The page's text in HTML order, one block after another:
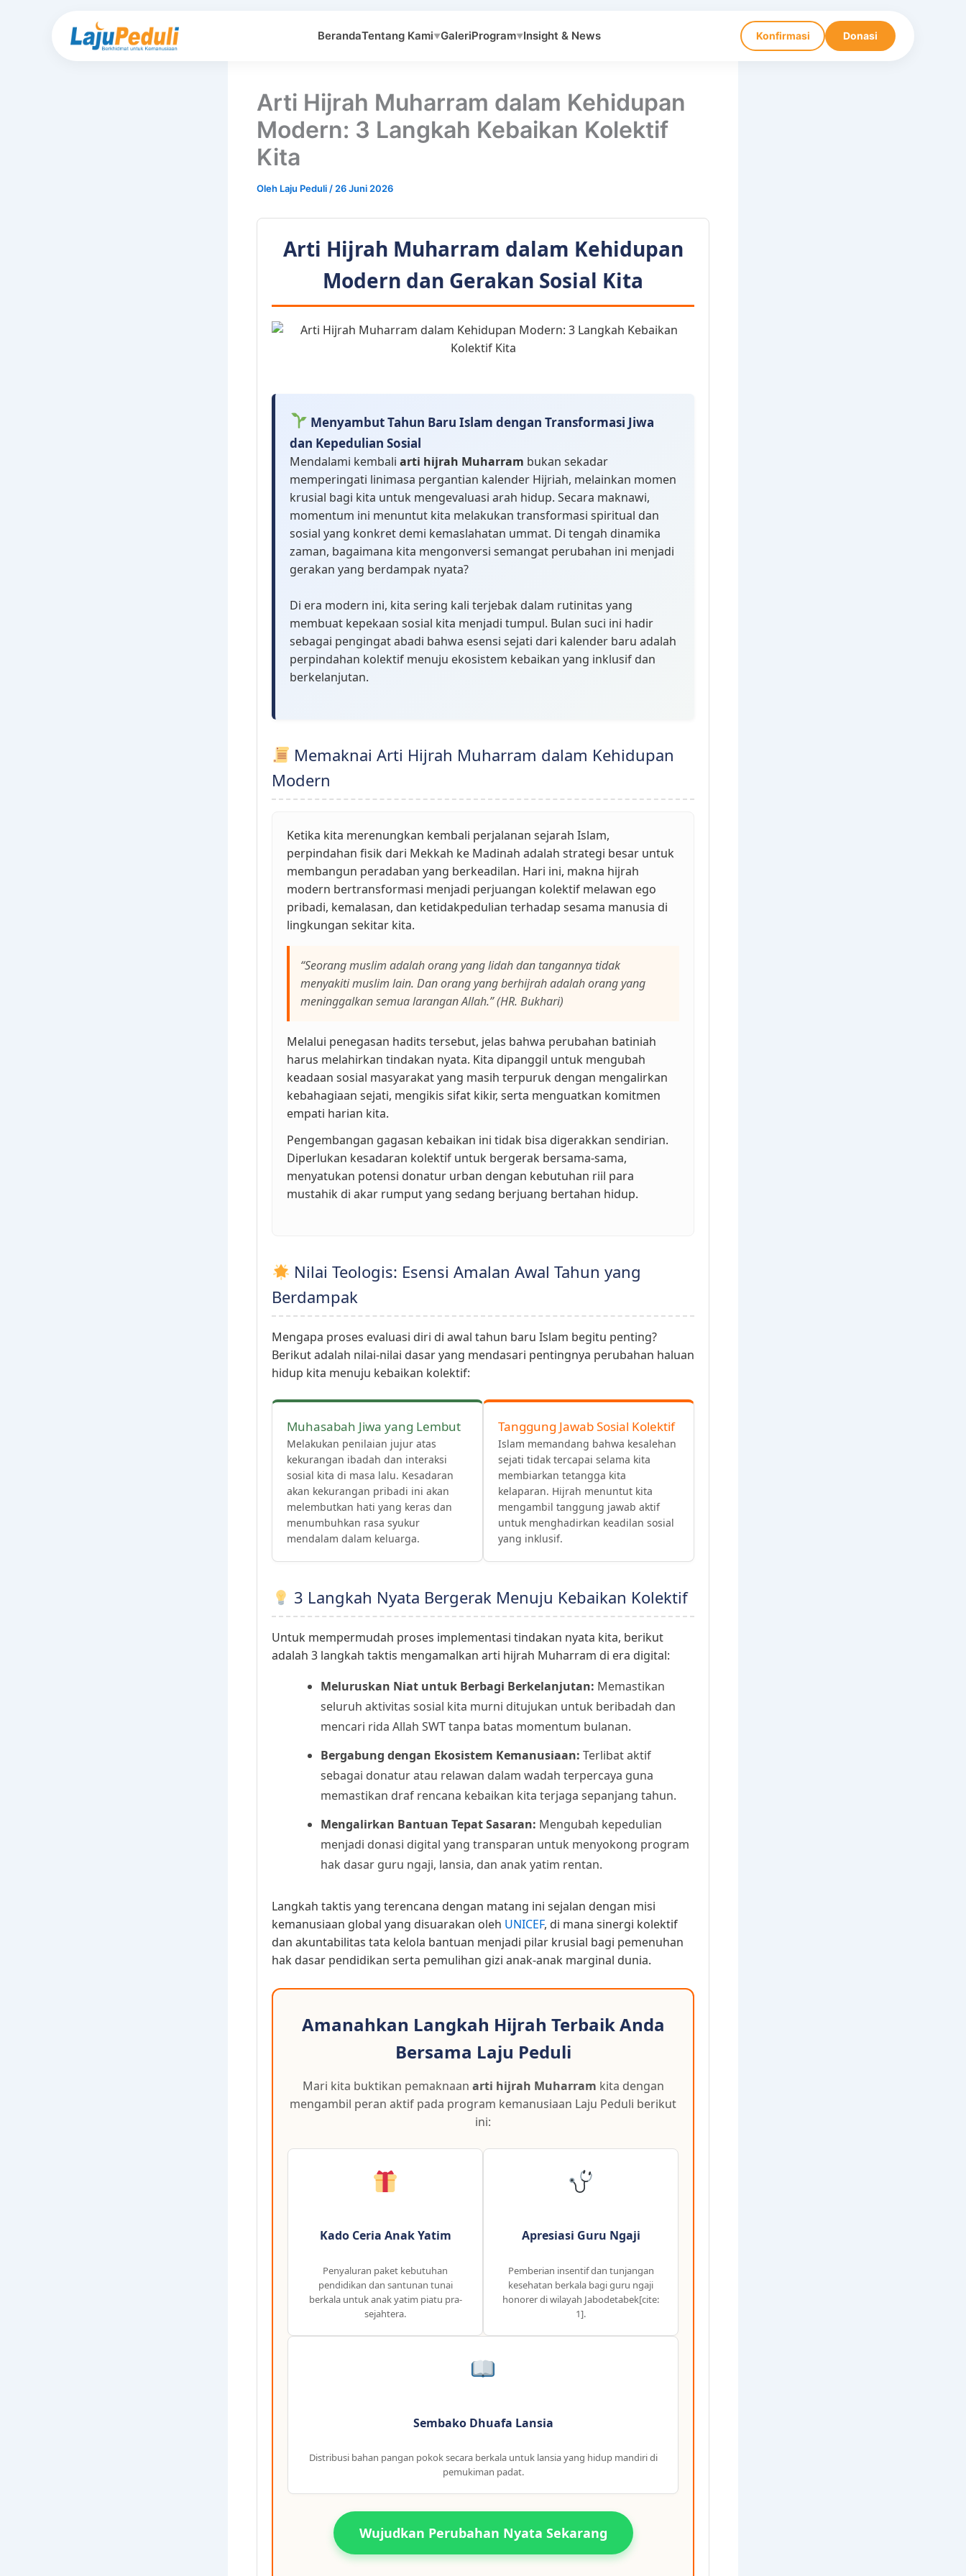
BerandaTentang Kami▼GaleriProgram▼Insight & News Konfirmasi Donasi
Arti Hijrah Muharram dalam Kehidupan
Modern: 3 Langkah Kebaikan Kolektif
Kita
Oleh Laju Peduli / 26 Juni 2026
Arti Hijrah Muharram dalam Kehidupan
Modern dan Gerakan Sosial Kita
Menyambut Tahun Baru Islam dengan Transformasi Jiwa
dan Kepedulian Sosial
Mendalami kembali arti hijrah Muharram bukan sekadar
memperingati linimasa pergantian kalender Hijriah, melainkan momen
krusial bagi kita untuk mengevaluasi arah hidup. Secara maknawi,
momentum ini menuntut kita melakukan transformasi spiritual dan
sosial yang konkret demi kemaslahatan ummat. Di tengah dinamika
zaman, bagaimana kita mengonversi semangat perubahan ini menjadi
gerakan yang berdampak nyata?
Di era modern ini, kita sering kali terjebak dalam rutinitas yang
membuat kepekaan sosial kita menjadi tumpul. Bulan suci ini hadir
sebagai pengingat abadi bahwa esensi sejati dari kalender baru adalah
perpindahan kolektif menuju ekosistem kebaikan yang inklusif dan
berkelanjutan.
Memaknai Arti Hijrah Muharram dalam Kehidupan
Modern
Ketika kita merenungkan kembali perjalanan sejarah Islam,
perpindahan fisik dari Mekkah ke Madinah adalah strategi besar untuk
membangun peradaban yang berkeadilan. Hari ini, makna hijrah
modern bertransformasi menjadi perjuangan kolektif melawan ego
pribadi, kemalasan, dan ketidakpedulian terhadap sesama manusia di
lingkungan sekitar kita.
“Seorang muslim adalah orang yang lidah dan tangannya tidak
menyakiti muslim lain. Dan orang yang berhijrah adalah orang yang
meninggalkan semua larangan Allah.” (HR. Bukhari)
Melalui penegasan hadits tersebut, jelas bahwa perubahan batiniah
harus melahirkan tindakan nyata. Kita dipanggil untuk mengubah
keadaan sosial masyarakat yang masih terpuruk dengan mengalirkan
kebahagiaan sejati, mengikis sifat kikir, serta menguatkan komitmen
empati harian kita.
Pengembangan gagasan kebaikan ini tidak bisa digerakkan sendirian.
Diperlukan kesadaran kolektif untuk bergerak bersama-sama,
menyatukan potensi donatur urban dengan kebutuhan riil para
mustahik di akar rumput yang sedang berjuang bertahan hidup.
Nilai Teologis: Esensi Amalan Awal Tahun yang
Berdampak
Mengapa proses evaluasi diri di awal tahun baru Islam begitu penting?
Berikut adalah nilai-nilai dasar yang mendasari pentingnya perubahan haluan
hidup kita menuju kebaikan kolektif:
Muhasabah Jiwa yang Lembut
Melakukan penilaian jujur atas
kekurangan ibadah dan interaksi
sosial kita di masa lalu. Kesadaran
akan kekurangan pribadi ini akan
melembutkan hati yang keras dan
menumbuhkan rasa syukur
mendalam dalam keluarga.
Tanggung Jawab Sosial Kolektif
Islam memandang bahwa kesalehan
sejati tidak tercapai selama kita
membiarkan tetangga kita
kelaparan. Hijrah menuntut kita
mengambil tanggung jawab aktif
untuk menghadirkan keadilan sosial
yang inklusif.
3 Langkah Nyata Bergerak Menuju Kebaikan Kolektif
Untuk mempermudah proses implementasi tindakan nyata kita, berikut
adalah 3 langkah taktis mengamalkan arti hijrah Muharram di era digital:
Meluruskan Niat untuk Berbagi Berkelanjutan: Memastikan
seluruh aktivitas sosial kita murni ditujukan untuk beribadah dan
mencari rida Allah SWT tanpa batas momentum bulanan.
Bergabung dengan Ekosistem Kemanusiaan: Terlibat aktif
sebagai donatur atau relawan dalam wadah terpercaya guna
memastikan draf rencana kebaikan kita terjaga sepanjang tahun.
Mengalirkan Bantuan Tepat Sasaran: Mengubah kepedulian
menjadi donasi digital yang transparan untuk menyokong program
hak dasar guru ngaji, lansia, dan anak yatim rentan.
Langkah taktis yang terencana dengan matang ini sejalan dengan misi
kemanusiaan global yang disuarakan oleh UNICEF, di mana sinergi kolektif
dan akuntabilitas tata kelola bantuan menjadi pilar krusial bagi pemenuhan
hak dasar pendidikan serta pemulihan gizi anak-anak marginal dunia.
Amanahkan Langkah Hijrah Terbaik Anda
Bersama Laju Peduli
Mari kita buktikan pemaknaan arti hijrah Muharram kita dengan
mengambil peran aktif pada program kemanusiaan Laju Peduli berikut
ini:
Kado Ceria Anak Yatim
Penyaluran paket kebutuhan
pendidikan dan santunan tunai
berkala untuk anak yatim piatu pra-
sejahtera.
Apresiasi Guru Ngaji
Pemberian insentif dan tunjangan
kesehatan berkala bagi guru ngaji
honorer di wilayah Jabodetabek[cite:
1].
Sembako Dhuafa Lansia
Distribusi bahan pangan pokok secara berkala untuk lansia yang hidup mandiri di
pemukiman padat.
Wujudkan Perubahan Nyata Sekarang